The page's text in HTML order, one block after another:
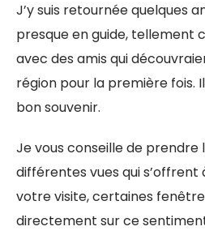
J’y suis retournée quelques
presque en guide, tellement
avec des amis qui
région pour la première fois.
bon souvenir.
Je vous conseille de prendre
différentes vues qui s’offrent
votre visite, certaines
directement sur ce